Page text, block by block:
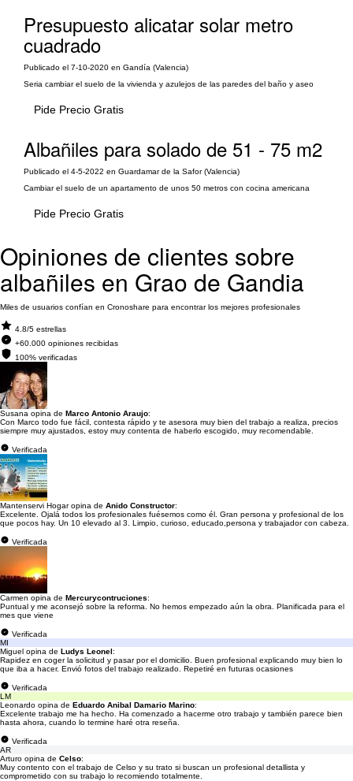
Presupuesto alicatar solar metro
cuadrado
Publicado el 7-10-2020 en Gandía (Valencia)
Seria cambiar el suelo de la vivienda y azulejos de las paredes del baño y aseo
Pide Precio Gratis
Albañiles para solado de 51 - 75 m2
Publicado el 4-5-2022 en Guardamar de la Safor (Valencia)
Cambiar el suelo de un apartamento de unos 50 metros con cocina americana
Pide Precio Gratis
Opiniones de clientes sobre
albañiles en Grao de Gandia
Miles de usuarios confían en Cronoshare para encontrar los mejores profesionales
4.8/5 estrellas
+60.000 opiniones recibidas
100% verificadas
Susana opina de Marco Antonio Araujo:
Con Marco todo fue fácil, contesta rápido y te asesora muy bien del trabajo a realiza, precios
siempre muy ajustados, estoy muy contenta de haberlo escogido, muy recomendable.
Verificada
Mantenservi Hogar opina de Anido Constructor:
Excelente. Ojalá todos los profesionales fuésemos como él. Gran persona y profesional de los
que pocos hay. Un 10 elevado al 3. Limpio, curioso, educado,persona y trabajador con cabeza.
Verificada
Carmen opina de Mercurycontruciones:
Puntual y me aconsejó sobre la reforma. No hemos empezado aún la obra. Planificada para el
mes que viene
Verificada
MI
Miguel opina de Ludys Leonel:
Rapidez en coger la solicitud y pasar por el domicilio. Buen profesional explicando muy bien lo
que iba a hacer. Envió fotos del trabajo realizado. Repetiré en futuras ocasiones
Verificada
LM
Leonardo opina de Eduardo Anibal Damario Marino:
Excelente trabajo me ha hecho. Ha comenzado a hacerme otro trabajo y también parece bien
hasta ahora, cuando lo termine haré otra reseña.
Verificada
AR
Arturo opina de Celso:
Muy contento con el trabajo de Celso y su trato si buscan un profesional detallista y
comprometido con su trabajo lo recomiendo totalmente.